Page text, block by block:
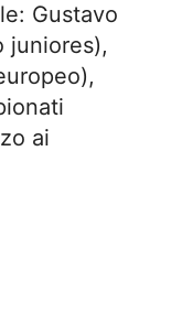
Gustavo
juniores),
ai